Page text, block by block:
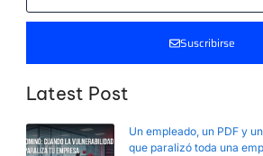
Suscribirse
Latest Post
Un empleado, un PDF y
que paralizó toda una